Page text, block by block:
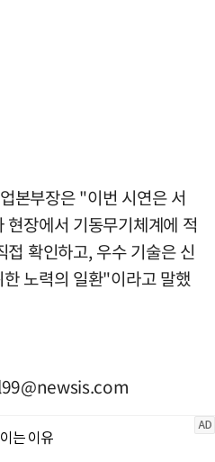
본부장은 "이번 시연은 서
장에서 기동무기체계에 적
접 확인하고, 우수 기술은 신
노력의 일환"이라고 말했